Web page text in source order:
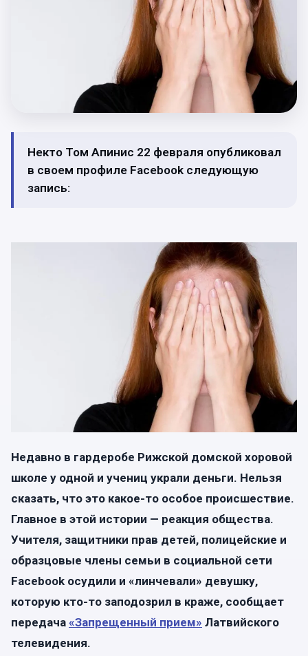
Некто Том Апинис 22 февраля опубликовал
в своем профиле Facebook следующую
запись:
Недавно в гардеробе Рижской домской хоровой
школе у одной и учениц украли деньги. Нельзя
сказать, что это какое-то особое происшествие.
Главное в этой истории — реакция общества.
Учителя, защитники прав детей, полицейские и
образцовые члены семьи в социальной сети
Facebook осудили и «линчевали» девушку,
которую кто-то заподозрил в краже, сообщает
передача «Запрещенный прием» Латвийского
телевидения.